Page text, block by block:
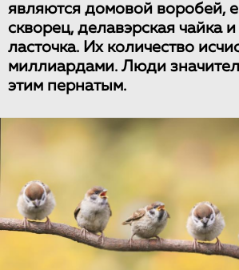
являются домовой воробей,
скворец, делавэрская чайка
ласточка. Их количество
миллиардами. Люди
этим пернатым.